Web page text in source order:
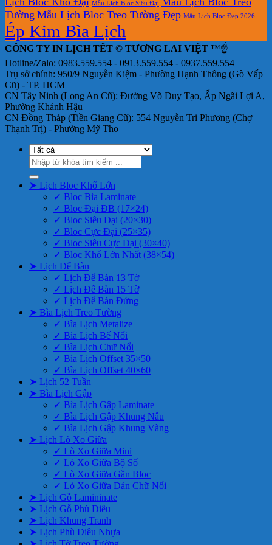
Mẫu Lịch Bloc Siêu Đại
Tường Mẫu Lịch Bloc Treo Tường Đẹp Mẫu Lịch Bloc Đẹp 2026
Ép Kim Bìa Lịch
CÔNG TY IN LỊCH TẾT © TƯƠNG LAI VIỆT ™☝️
Hotline/Zalo: 0983.559.554 - 0913.559.554 - 0937.559.554
Trụ sở chính: 950/9 Nguyễn Kiệm - Phường Hạnh Thông (Gò Vấp
Cũ) - TP. HCM
CN Tây Ninh (Long An Cũ): Đường Võ Duy Tạo, Ấp Ngãi Lợi A,
Phường Khánh Hậu
CN Đồng Tháp (Tiền Giang Cũ): 554 Nguyễn Tri Phương (Chợ
Thạnh Trị) - Phường Mỹ Tho
Tìm
kiếm:
➤ Lịch Bloc Khổ Lớn
✓ Bloc Bìa Laminate
✓ Bloc Đại ĐB (17×24)
✓ Bloc Siêu Đại (20×30)
✓ Bloc Cực Đại (25×35)
✓ Bloc Siêu Cực Đại (30×40)
✓ Bloc Khổ Lớn Nhất (38×54)
➤ Lịch Để Bàn
✓ Lịch Để Bàn 13 Tờ
✓ Lịch Để Bàn 15 Tờ
✓ Lịch Để Bàn Đứng
➤ Bìa Lịch Treo Tường
✓ Bìa Lịch Metalize
✓ Bìa Lịch Bế Nổi
✓ Bìa Lịch Chữ Nổi
✓ Bìa Lịch Offset 35×50
✓ Bìa Lịch Offset 40×60
➤ Lịch 52 Tuần
➤ Bìa Lịch Gập
✓ Bìa Lịch Gập Laminate
✓ Bìa Lịch Gập Khung Nâu
✓ Bìa Lịch Gập Khung Vàng
➤ Lịch Lò Xo Giữa
✓ Lò Xo Giữa Mini
✓ Lò Xo Giữa Bộ Số
✓ Lò Xo Giữa Gắn Bloc
✓ Lò Xo Giữa Dán Chữ Nổi
➤ Lịch Gỗ Lamininate
➤ Lịch Gỗ Phù Điêu
➤ Lịch Khung Tranh
➤ Lịch Phù Điêu Nhựa